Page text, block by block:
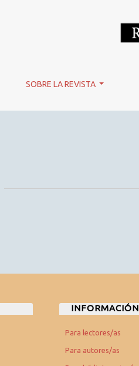
SOBRE LA REVISTA
INFORMACIÓN
Para lectores/as
Para autores/as